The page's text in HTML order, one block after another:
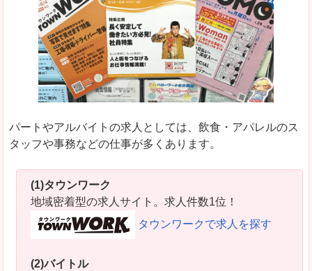
パートやアルバイトの求人としては、飲食・アパレルのス
タッフや事務などの仕事が多くあります。
(1)タウンワーク
地域密着型の求人サイト。求人件数1位！
タウンワークで求人を探す
(2)バイトル